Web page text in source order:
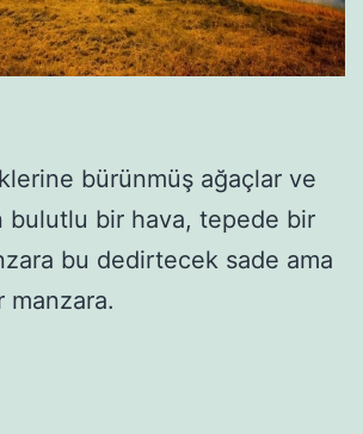
bürünmüş ağaçlar ve
bulutlu bir hava, tepede bir
bu dedirtecek sade ama
manzara.